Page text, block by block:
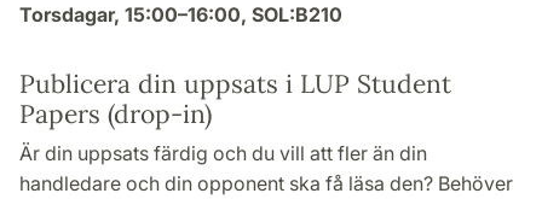
Torsdagar, 15:00–16:00, SOL:B210
Publicera din uppsats i LUP Student
Papers (drop-in)
Är din uppsats färdig och du vill att fler än din
handledare och din opponent ska få läsa den? Behöver